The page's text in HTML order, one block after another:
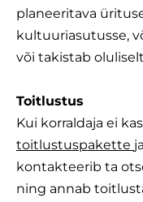
planeeritava
kultuuriasutusse,
või takistab
Toitlustus
Kui korraldaja ei
toitlustuspakette
kontakteerib ta
ning annab